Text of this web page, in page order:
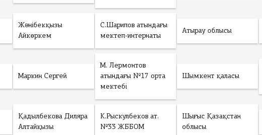
Жәнібекқызы
Айкөркем
С.Шарипов атындағы
мектеп-интернаты
Атырау облысы
Маркин Сергей
М. Лермонтов
атындағы №17 орта
мектебі
Шымкент қаласы
Қадылбекова Диляра
Алтайқызы
К.Рыскулбеков ат.
№33 ЖББОМ
Шығыс Қазақстан
облысы